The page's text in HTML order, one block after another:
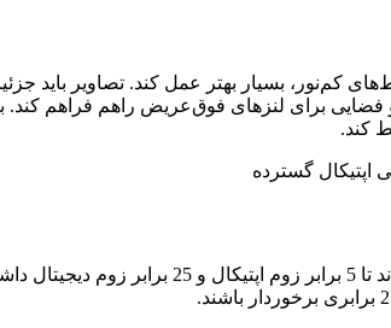
موقعیت‌های عکاسی به‌ویژه در محیط‌های کم‌نور، بسیار بهتر عمل